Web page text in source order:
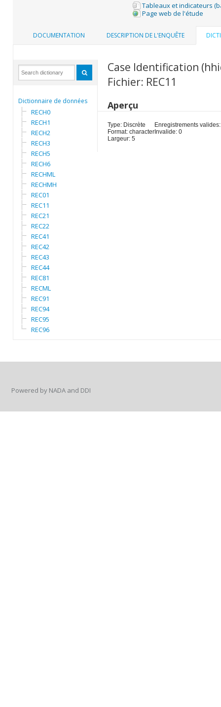
Tableaux et indicateurs
Page web de l'étude
DOCUMENTATION DESCRIPTION DE L'ENQUÊTE
Dictionnaire de données
RECH0
RECH1
RECH2
RECH3
RECH5
RECH6
RECHML
RECHMH
REC01
REC11
REC21
REC22
REC41
REC42
REC43
REC44
REC81
RECML
REC91
REC94
REC95
REC96
Case Identification
Fichier: REC11
Aperçu
Type: Discrète
Format: character
Largeur: 5
Enregistrements
Invalide: 0
Powered by NADA and DDI